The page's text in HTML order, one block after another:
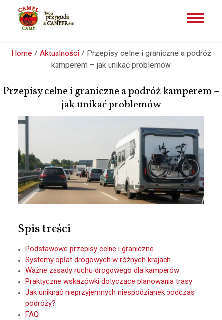
Home/ Aktualności/ Przepisy celne i graniczne a podróż
kamperem – jak unikać problemów
Przepisy celne i graniczne a podróż kamperem –
jak unikać problemów
Spis treści
Podstawowe przepisy celne i graniczne
Systemy opłat drogowych w różnych krajach
Ważne zasady ruchu drogowego dla kamperów
Praktyczne wskazówki dotyczące planowania trasy
Jak uniknąć nieprzyjemnych niespodzianek podczas
podróży?
FAQ